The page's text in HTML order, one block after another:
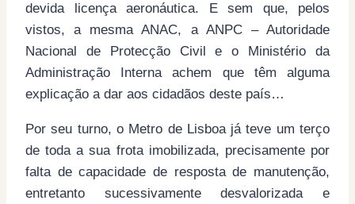
devida licença aeronáutica. E sem que, pelos
vistos, a mesma ANAC, a ANPC – Autoridade
Nacional de Protecção Civil e o Ministério da
Administração Interna achem que têm alguma
explicação a dar aos cidadãos deste país…
Por seu turno, o Metro de Lisboa já teve um terço
de toda a sua frota imobilizada, precisamente por
falta de capacidade de resposta de manutenção,
entretanto sucessivamente desvalorizada e